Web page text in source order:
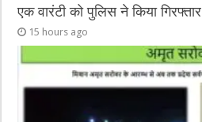
एक वारंटी को पुलिस ने किया गिरफ्तार
15 hours ago